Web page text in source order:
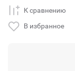
К сравнению
В избранное